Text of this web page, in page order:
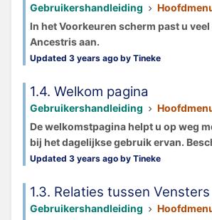
Gebruikershandleiding
In het Voorkeuren scherm past u
Ancestris aan.
Updated 3 years ago by Tineke
1.4. Welkom pagina
Gebruikershandleiding
De welkomstpagina helpt u op weg
bij het dagelijkse gebruik ervan.
Updated 3 years ago by Tineke
1.3. Relaties tussen Vensters
Gebruikershandleiding